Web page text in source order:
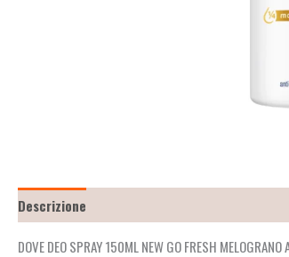
Descrizione
DOVE DEO SPRAY 150ML NEW GO FRESH